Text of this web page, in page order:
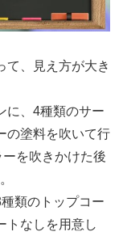
て、見え方が大き
に、4種類のサー
の塗料を吹いて行
を吹きかけた後
類のトップコー
トなしを用意し